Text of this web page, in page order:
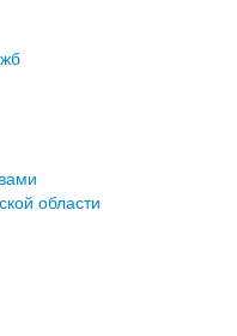
области